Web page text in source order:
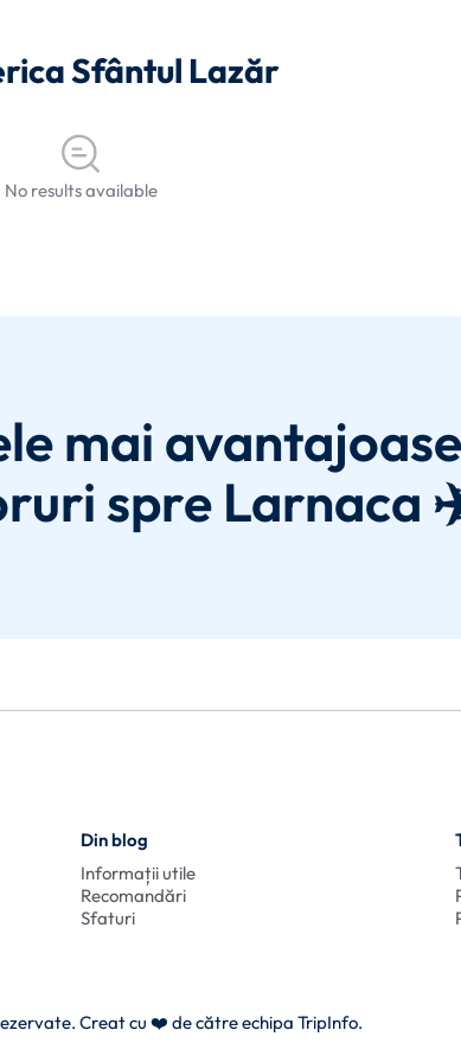
Sfântul Lazăr
No results available
mai avantajoase
spre Larnaca
Din blog
Informații utile
Recomandări
Sfaturi
Creat cu ❤️ de către echipa TripInfo.